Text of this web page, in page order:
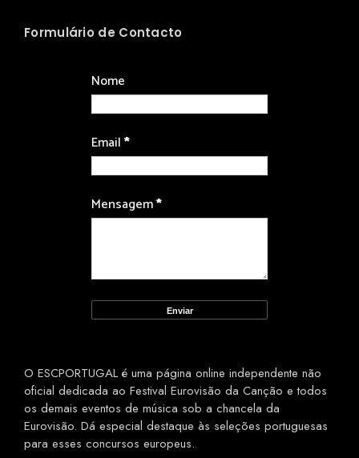
Formulário de Contacto
Nome
Email*
Mensagem*
O ESCPORTUGAL é uma página online independente não
oficial dedicada ao Festival Eurovisão da Canção e todos
os demais eventos de música sob a chancela da
Eurovisão. Dá especial destaque às seleções portuguesas
para esses concursos europeus.